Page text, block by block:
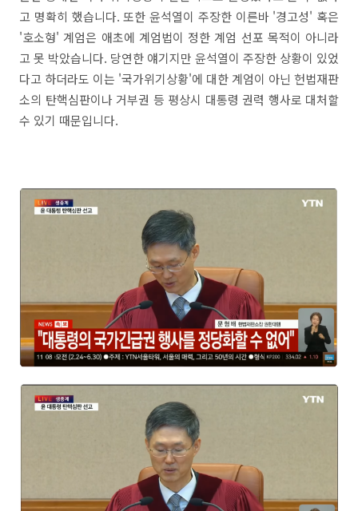
고 명확히 했습니다. 또한 윤석열이 주장한 이른바 '경고성' 혹은
'호소형' 계엄은 애초에 계엄법이 정한 계엄 선포 목적이 아니라
고 못 박았습니다. 당연한 얘기지만 윤석열이 주장한 상황이 있었
다고 하더라도 이는 '국가위기상황'에 대한 계엄이 아닌 헌법재판
소의 탄핵심판이나 거부권 등 평상시 대통령 권력 행사로 대처할
수 있기 때문입니다.